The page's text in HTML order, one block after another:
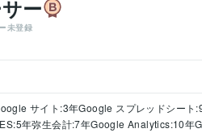
ー
未登録
サイト:3年Google スプレッドシート
年弥生会計:7年Google Analytics:10年